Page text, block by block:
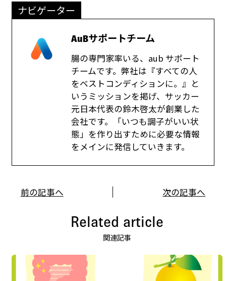
ナビゲーター
AuBサポートチーム
腸の専門家率いる、aub サポート
チームです。弊社は『すべての人
をベストコンディションに。』と
いうミッションを掲げ、サッカー
元日本代表の鈴木啓太が創業した
会社です。「いつも調子がいい状
態」を作り出すために必要な情報
をメインに発信していきます。
前の記事へ 次の記事へ
Related article
関連記事